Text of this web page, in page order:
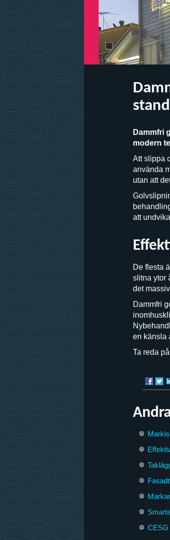
Dammfri
modern
Att slippa
använda
utan att
att
De flesta
slitna ytor
det
Dammfri
en känsla
Ta reda
CESG